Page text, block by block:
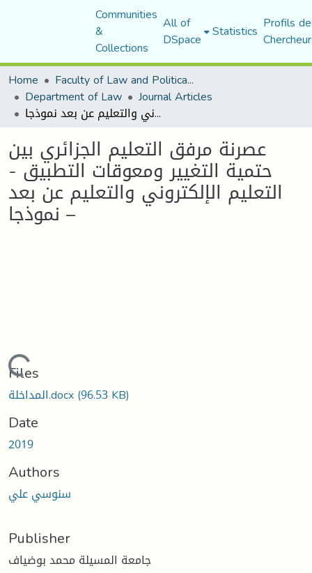
Communities
&
Collections
All of
DSpace Statistics Profils
Home
Faculty of Law and Political Science
Department of Law Journal Articles
عصرنة مرفق التعليم الجزائري بين حتمية التغيير ومعوقات التطبيق - التعليم الإلكتروني والتعليم عن بعد نموذجا –
عصرنة مرفق التعليم الجزائري بين
حتمية التغيير ومعوقات التطبيق -
التعليم الإلكتروني والتعليم عن بعد
نموذجا –
Loading...
Files
المداخلة.docx(96.53 KB)
Date
2019
Authors
سنوسي علي
Publisher
جامعة المسيلة محمد بوضياف